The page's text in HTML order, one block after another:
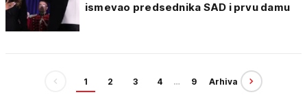
ismevao predsednika SAD i prvu damu
1 2 3 4 … 9 Arhiva